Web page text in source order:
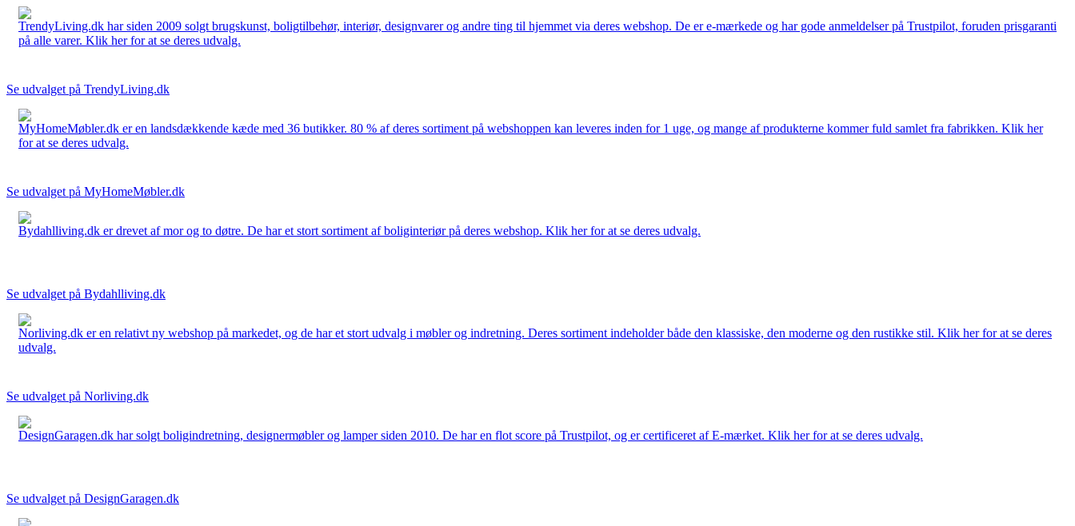
TrendyLiving.dk har siden 2009 solgt brugskunst, boligtilbehør, interiør, designvarer og andre ting til hjemmet via deres webshop. De er e-mærkede og har gode anmeldelser på Trustpilot, foruden prisgaranti
på alle varer. Klik her for at se deres udvalg.
Se udvalget på TrendyLiving.dk
MyHomeMøbler.dk er en landsdækkende kæde med 36 butikker. 80 % af deres sortiment på webshoppen kan leveres inden for 1 uge, og mange af produkterne kommer fuld samlet fra fabrikken. Klik her
for at se deres udvalg.
Se udvalget på MyHomeMøbler.dk
Bydahlliving.dk er drevet af mor og to døtre. De har et stort sortiment af boliginteriør på deres webshop. Klik her for at se deres udvalg.
Se udvalget på Bydahlliving.dk
Norliving.dk er en relativt ny webshop på markedet, og de har et stort udvalg i møbler og indretning. Deres sortiment indeholder både den klassiske, den moderne og den rustikke stil. Klik her for at se deres
udvalg.
Se udvalget på Norliving.dk
DesignGaragen.dk har solgt boligindretning, designermøbler og lamper siden 2010. De har en flot score på Trustpilot, og er certificeret af E-mærket. Klik her for at se deres udvalg.
Se udvalget på DesignGaragen.dk